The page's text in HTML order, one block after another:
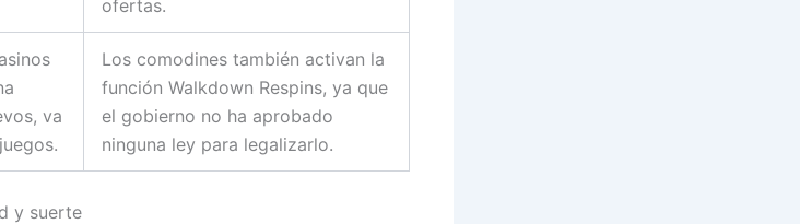
ofertas.
va
Los comodines también activan la
función Walkdown Respins, ya que
el gobierno no ha aprobado
ninguna ley para legalizarlo.
y suerte